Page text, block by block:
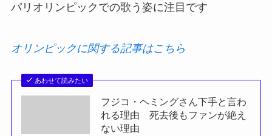
パリオリンピックでの歌う姿に注目です
オリンピックに関する記事はこちら
あわせて読みたい
フジコ・ヘミングさん下手と言わ
れる理由 死去後もファンが絶え
ない理由